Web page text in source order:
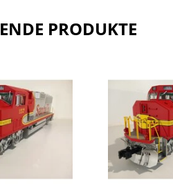
PRODUKTE